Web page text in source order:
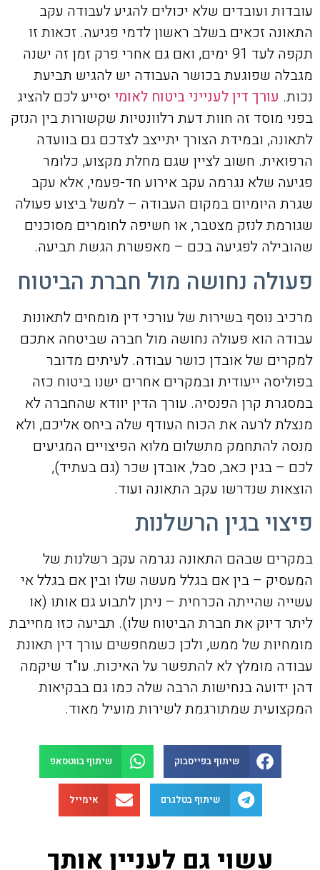
עובדות ועובדים שלא יכולים להגיע לעבודה עקב
התאונה זכאים בשלב ראשון לדמי פגיעה. זכאות זו
תקפה לעד 91 ימים, ואם גם אחרי פרק זמן זה ישנה
מגבלה שפוגעת בכושר העבודה יש להגיש תביעת
נכות. עורך דין לענייני ביטוח לאומי יסייע לכם להציג
בפני מוסד זה חוות דעת רלוונטיות שקשורות בין הנזק
לתאונה, ובמידת הצורך יתייצב לצדכם גם בוועדה
הרפואית. חשוב לציין שגם מחלת מקצוע, כלומר
פגיעה שלא נגרמה עקב אירוע חד-פעמי, אלא עקב
שגרת היומיום במקום העבודה – למשל ביצוע פעולה
שגורמת לנזק מצטבר, או חשיפה לחומרים מסוכנים
שהובילה לפגיעה בכם – מאפשרת הגשת תביעה.
פעולה נחושה מול חברת הביטוח
מרכיב נוסף בשירות של עורכי דין מומחים לתאונות
עבודה הוא פעולה נחושה מול חברה שביטחה אתכם
למקרים של אובדן כושר עבודה. לעיתים מדובר
בפוליסה ייעודית ובמקרים אחרים ישנו ביטוח כזה
במסגרת קרן הפנסיה. עורך הדין יוודא שהחברה לא
מנצלת לרעה את הכוח העודף שלה ביחס אליכם, ולא
מנסה להתחמק מתשלום מלוא הפיצויים המגיעים
לכם – בגין כאב, סבל, אובדן שכר (גם בעתיד),
הוצאות שנדרשו עקב התאונה ועוד.
פיצוי בגין הרשלנות
במקרים שבהם התאונה נגרמה עקב רשלנות של
המעסיק – בין אם בגלל מעשה שלו ובין אם בגלל אי
עשייה שהייתה הכרחית – ניתן לתבוע גם אותו (או
ליתר דיוק את חברת הביטוח שלו). תביעה כזו מחייבת
מומחיות של ממש, ולכן כשמחפשים עורך דין תאונת
עבודה מומלץ לא להתפשר על האיכות. עו"ד שיקמה
דהן ידועה בנחישות הרבה שלה כמו גם בבקיאות
המקצועית שמתורגמת לשירות מועיל מאוד.
שיתוף בפייסבוק שיתוף בווטסאפ
שיתוף בטלגרם אימייל
עשוי גם לעניין אותך